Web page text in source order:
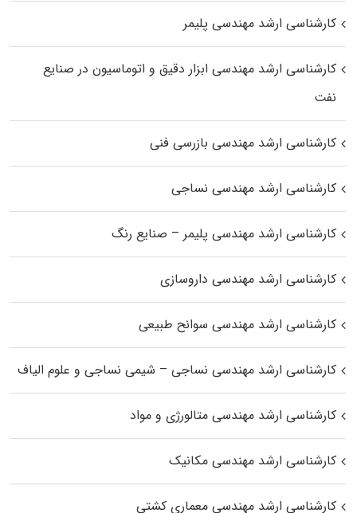
کارشناسی ارشد مهندسی پلیمر
کارشناسی ارشد مهندسی ابزار دقیق و اتوماسیون در صنایع
نفت
کارشناسی ارشد مهندسی بازرسی فنی
کارشناسی ارشد مهندسی نساجی
کارشناسی ارشد مهندسی پلیمر – صنایع رنگ
کارشناسی ارشد مهندسی داروسازی
کارشناسی ارشد مهندسی سوانح طبیعی
کارشناسی ارشد مهندسی نساجی – شیمی نساجی و علوم الیاف
کارشناسی ارشد مهندسی متالورژی و مواد
کارشناسی ارشد مهندسی مکانیک
کارشناسی ارشد مهندسی معماری کشتی